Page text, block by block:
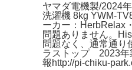
ヤマダ電機製/2024
洗濯機 8kg YWM-
ーカー：HerbRelax
問題ありません。
問題なく、通常通り
ラストップ 2023年
報http://pi-chiku-